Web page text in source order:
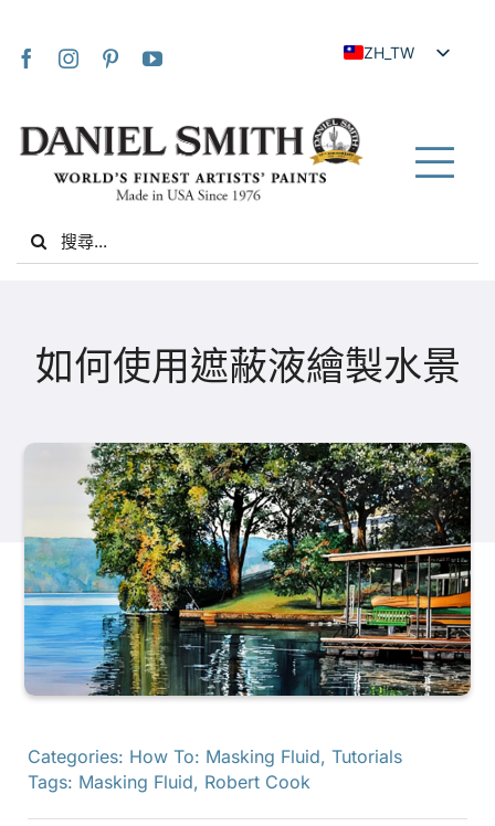
ZH_TW
FR
UK
VI
產品
活動
部落格
資源
Search
for:
如何使用遮蔽液繪製水景
Categories: How To: Masking Fluid, Tutorials
Tags: Masking Fluid, Robert Cook